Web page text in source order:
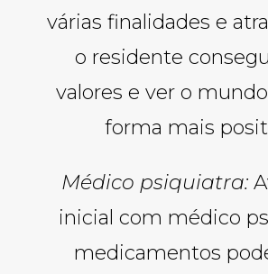
várias finalidades e
o residente
valores e ver o
forma mais
Médico psiquiatra:
inicial com médico
medicamentos